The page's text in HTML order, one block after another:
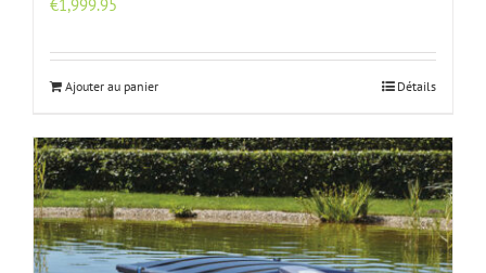
€1,999.95
Ajouter au panier Détails